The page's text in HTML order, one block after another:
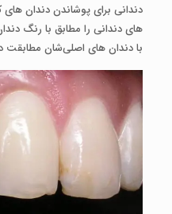
دندانی برای پوشاندن دندان
های دندانی را مطابق با رنگ
با دندان ‌های اصلی‌شان مطابقت